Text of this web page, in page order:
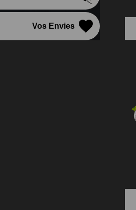
Vos Envies